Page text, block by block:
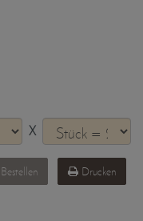
X
Bestellen Drucken